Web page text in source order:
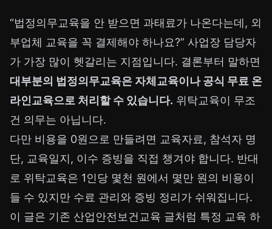
“법정의무교육을 안 받으면 과태료가 나온다는데, 외
부업체 교육을 꼭 결제해야 하나요?” 사업장 담당자
가 가장 많이 헷갈리는 지점입니다. 결론부터 말하면
대부분의 법정의무교육은 자체교육이나 공식 무료 온
라인교육으로 처리할 수 있습니다. 위탁교육이 무조
건 의무는 아닙니다.
다만 비용을 0원으로 만들려면 교육자료, 참석자 명
단, 교육일지, 이수 증빙을 직접 챙겨야 합니다. 반대
로 위탁교육은 1인당 몇천 원에서 몇만 원의 비용이
들 수 있지만 수료 관리와 증빙 정리가 쉬워집니다.
이 글은 기존 산업안전보건교육 글처럼 특정 교육 하